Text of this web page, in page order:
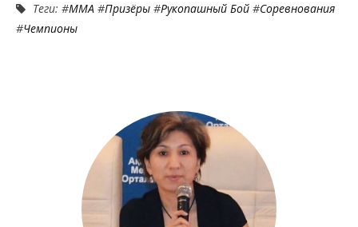
Теги: #MMA #Призёры #Рукопашный Бой #Соревнования
#Чемпионы